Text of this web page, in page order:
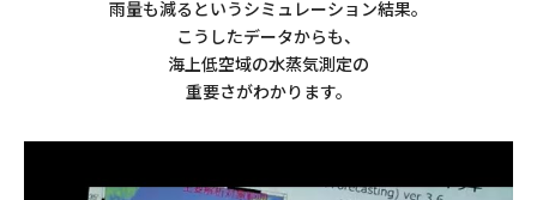
雨量も減るというシミュレーション結果。
こうしたデータからも、
海上低空域の水蒸気測定の
重要さがわかります。